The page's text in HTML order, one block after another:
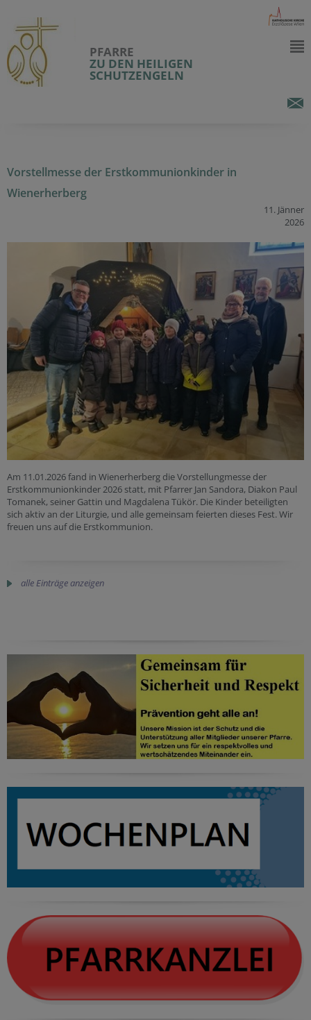
PFARRE
ZU DEN HEILIGEN
SCHUTZENGELN
Vorstellmesse der Erstkommunionkinder in
Wienerherberg
11. Jänner
2026
Am 11.01.2026 fand in Wienerherberg die Vorstellungmesse der
Erstkommunionkinder 2026 statt, mit Pfarrer Jan Sandora, Diakon Paul
Tomanek, seiner Gattin und Magdalena Tükör. Die Kinder beteiligten
sich aktiv an der Liturgie, und alle gemeinsam feierten dieses Fest. Wir
freuen uns auf die Erstkommunion.
alle Einträge anzeigen